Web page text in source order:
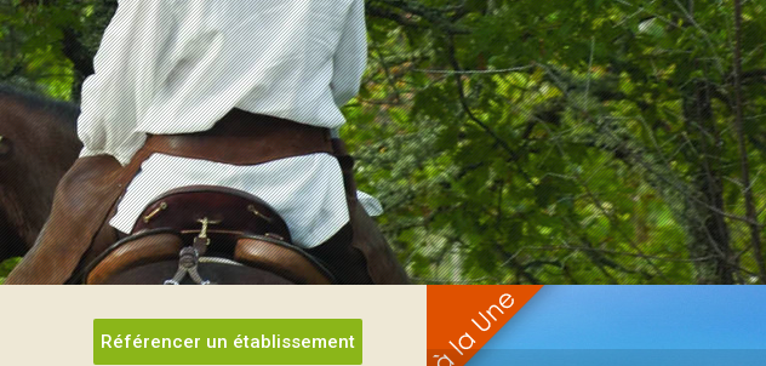
Référencer un établissement